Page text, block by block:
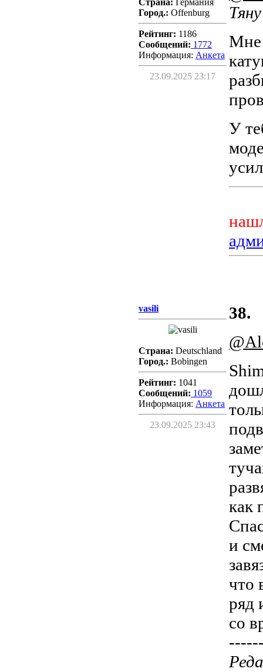
Страна: Германия
Город.: Offenburg
Рейтинг: 1186
Сообщений: 1772
Информация: Aнкета
23.09.2025 23:17
Мне
У
vasili
Страна: Deutschland
Город.: Bobingen
Рейтинг: 1041
Сообщений: 1059
Информация: Aнкета
23.09.2025 23:43
38.
как
и
что
ряд
со